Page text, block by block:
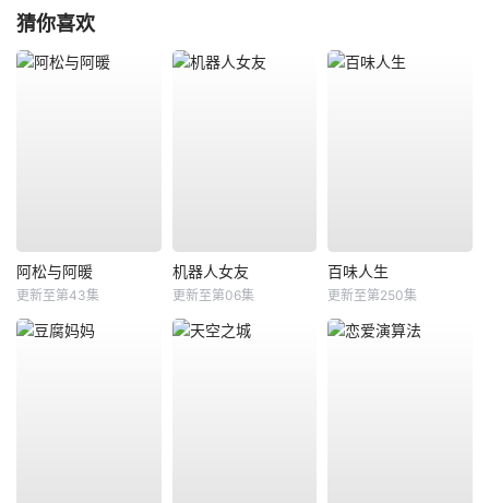
猜你喜欢
阿松与阿暖
更新至第43集
机器人女友
更新至第06集
百味人生
更新至第250集